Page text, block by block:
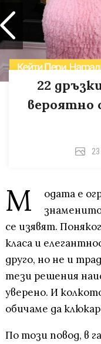
22
вероятно
23
М
одата е
се изявят.
класа и
друго, но не и
тези решения
уверено. И
обичаме да
По този повод, в